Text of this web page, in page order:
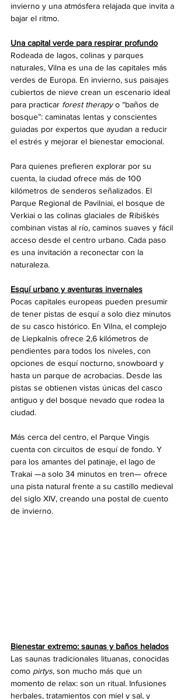
invierno y una atmósfera relajada que invita a
bajar el ritmo.
Una capital verde para respirar profundo
Rodeada de lagos, colinas y parques
naturales, Vilna es una de las capitales más
verdes de Europa. En invierno, sus paisajes
cubiertos de nieve crean un escenario ideal
para practicar forest therapy o “baños de
bosque”: caminatas lentas y conscientes
guiadas por expertos que ayudan a reducir
el estrés y mejorar el bienestar emocional.
Para quienes prefieren explorar por su
cuenta, la ciudad ofrece más de 100
kilómetros de senderos señalizados. El
Parque Regional de Pavilniai, el bosque de
Verkiai o las colinas glaciales de Ribiškės
combinan vistas al río, caminos suaves y fácil
acceso desde el centro urbano. Cada paso
es una invitación a reconectar con la
naturaleza.
Esquí urbano y aventuras invernales
Pocas capitales europeas pueden presumir
de tener pistas de esquí a solo diez minutos
de su casco histórico. En Vilna, el complejo
de Liepkalnis ofrece 2,6 kilómetros de
pendientes para todos los niveles, con
opciones de esquí nocturno, snowboard y
hasta un parque de acrobacias. Desde las
pistas se obtienen vistas únicas del casco
antiguo y del bosque nevado que rodea la
ciudad.
Más cerca del centro, el Parque Vingis
cuenta con circuitos de esquí de fondo. Y
para los amantes del patinaje, el lago de
Trakai —a solo 34 minutos en tren— ofrece
una pista natural frente a su castillo medieval
del siglo XIV, creando una postal de cuento
de invierno.
Bienestar extremo: saunas y baños helados
Las saunas tradicionales lituanas, conocidas
como pirtys, son mucho más que un
momento de relax: son un ritual. Infusiones
herbales, tratamientos con miel y sal, y